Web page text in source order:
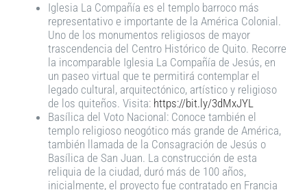
Iglesia La Compañía es el templo barroco más
representativo e importante de la América Colonial.
Uno de los monumentos religiosos de mayor
trascendencia del Centro Histórico de Quito. Recorre
la incomparable Iglesia La Compañía de Jesús, en
un paseo virtual que te permitirá contemplar el
legado cultural, arquitectónico, artístico y religioso
de los quiteños. Visita: https://bit.ly/3dMxJYL
Basílica del Voto Nacional: Conoce también el
templo religioso neogótico más grande de América,
también llamada de la Consagración de Jesús o
Basílica de San Juan. La construcción de esta
reliquia de la ciudad, duró más de 100 años,
inicialmente, el proyecto fue contratado en Francia